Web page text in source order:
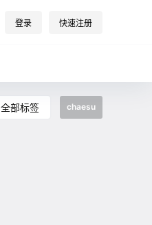
登录 快速注册
全部标签 chaesu